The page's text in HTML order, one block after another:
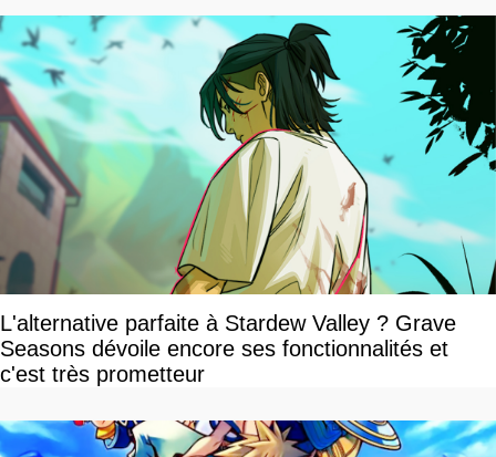
L'alternative parfaite à Stardew Valley ? Grave
Seasons dévoile encore ses fonctionnalités et
c'est très prometteur